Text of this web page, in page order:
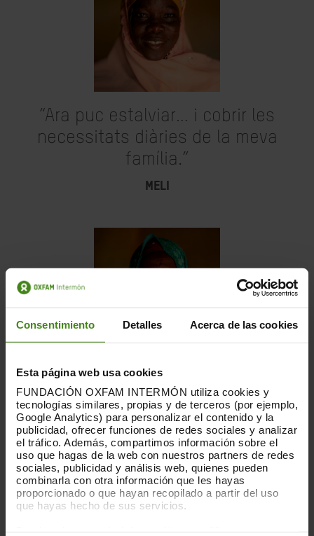
Consentimiento Detalles Acerca de las cookies
Esta página web usa cookies
FUNDACIÓN OXFAM INTERMÓN utiliza cookies y
tecnologías similares, propias y de terceros (por ejemplo,
Google Analytics) para personalizar el contenido y la
publicidad, ofrecer funciones de redes sociales y analizar
el tráfico. Además, compartimos información sobre el
uso que hagas de la web con nuestros partners de redes
sociales, publicidad y análisis web, quienes pueden
combinarla con otra información que les hayas
proporcionado o que hayan recopilado a partir del uso
que hayas hecho de sus servicios.
“Ara puc estalviar… i cobrir les
necessitats diàries de la meva
família.”
MELI
“Abans guanyava 100 o 200... ara
puc arribar a guanyar-ne 600.”
ZEINAB